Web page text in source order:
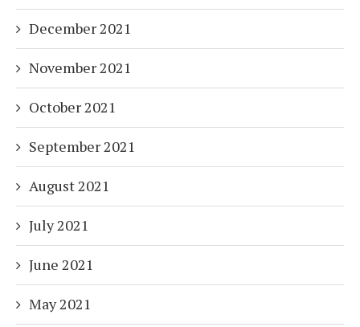
December 2021
November 2021
October 2021
September 2021
August 2021
July 2021
June 2021
May 2021